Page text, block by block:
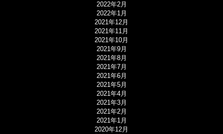
2022年2月
2022年1月
2021年12月
2021年11月
2021年10月
2021年9月
2021年8月
2021年7月
2021年6月
2021年5月
2021年4月
2021年3月
2021年2月
2021年1月
2020年12月